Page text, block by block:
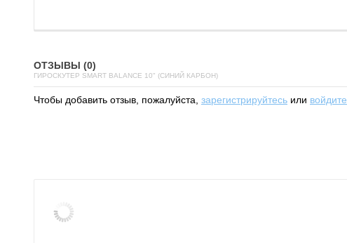
ОТЗЫВЫ (0)
ГИРОСКУТЕР SMART BALANCE 10" (СИНИЙ КАРБОН)
Чтобы добавить отзыв, пожалуйста, зарегистрируйтесь или войдите